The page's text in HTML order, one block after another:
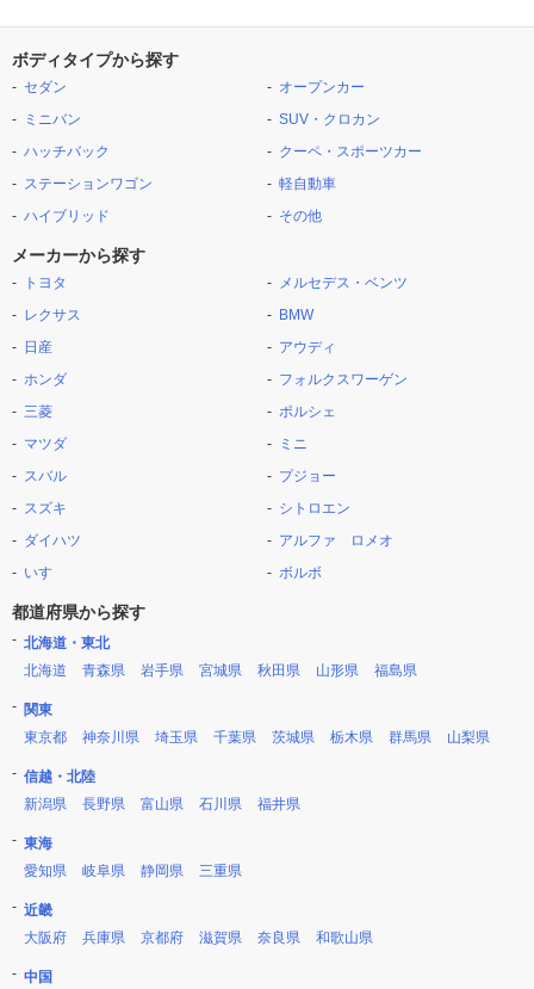
ボディタイプから探す
セダン
ミニバン
ハッチバック
ステーションワゴン
ハイブリッド
オープンカー
SUV・クロカン
クーペ・スポーツカー
軽自動車
その他
メーカーから探す
トヨタ
レクサス
日産
ホンダ
三菱
マツダ
スバル
スズキ
ダイハツ
いすゞ
メルセデス・ベンツ
BMW
アウディ
フォルクスワーゲン
ポルシェ
ミニ
プジョー
シトロエン
アルファ ロメオ
ボルボ
都道府県から探す
北海道・東北
北海道
青森県 岩手県 宮城県 秋田県 山形県 福島県
関東
東京都
神奈川県 埼玉県 千葉県 茨城県 栃木県 群馬県 山梨県
信越・北陸
新潟県
長野県 富山県 石川県 福井県
東海
愛知県
岐阜県 静岡県 三重県
近畿
大阪府
兵庫県 京都府 滋賀県 奈良県 和歌山県
中国